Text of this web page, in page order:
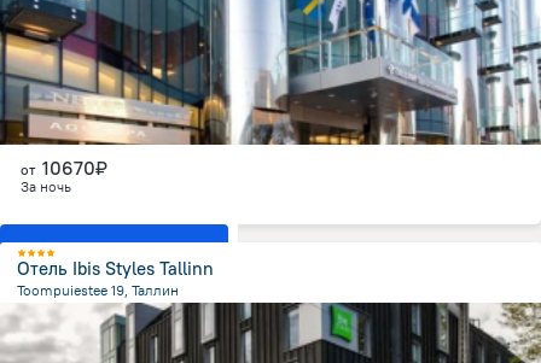
от 10670₽
За ночь
Показать все номера
Отель Ibis Styles Tallinn
Toompuiestee 19, Таллин
769.9 м
от центра